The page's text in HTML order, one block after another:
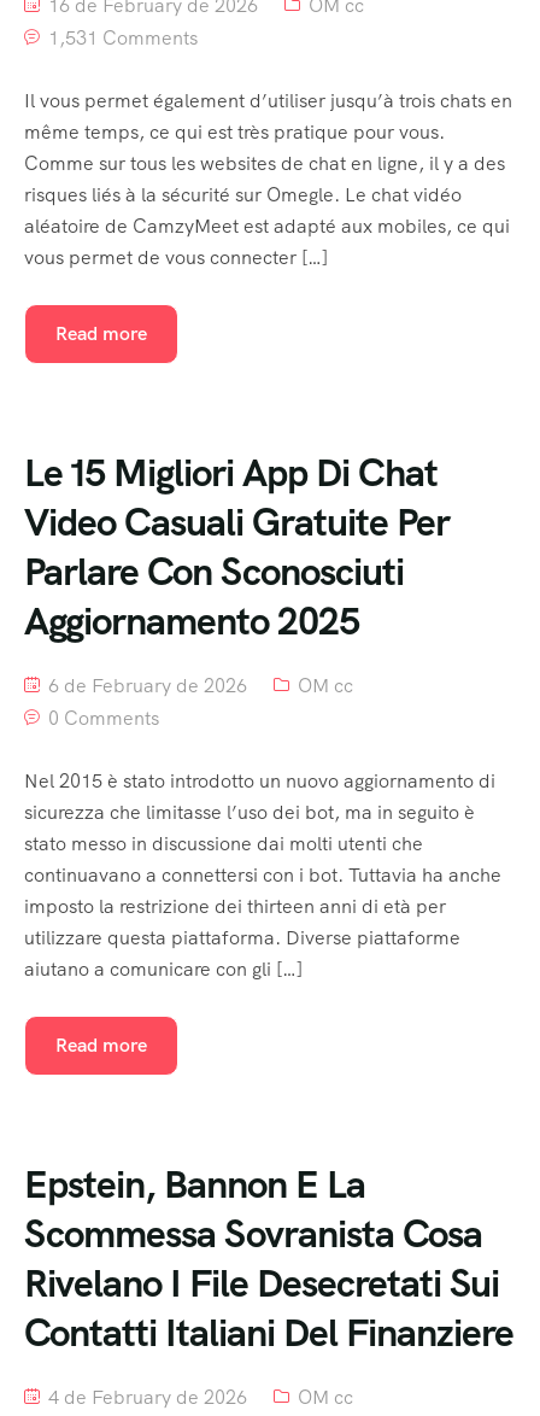
Event List 6
16 de February de 2026
OM cc
1,531 Comments
Il vous permet également d’utiliser jusqu’à trois chats en
même temps, ce qui est très pratique pour vous.
Comme sur tous les websites de chat en ligne, il y a des
risques liés à la sécurité sur Omegle. Le chat vidéo
aléatoire de CamzyMeet est adapté aux mobiles, ce qui
vous permet de vous connecter […]
Read more
Le 15 Migliori App Di Chat
Video Casuali Gratuite Per
Parlare Con Sconosciuti
Aggiornamento 2025
6 de February de 2026
OM cc
0 Comments
Nel 2015 è stato introdotto un nuovo aggiornamento di
sicurezza che limitasse l’uso dei bot, ma in seguito è
stato messo in discussione dai molti utenti che
continuavano a connettersi con i bot. Tuttavia ha anche
imposto la restrizione dei thirteen anni di età per
utilizzare questa piattaforma. Diverse piattaforme
aiutano a comunicare con gli […]
Read more
Epstein, Bannon E La
Scommessa Sovranista Cosa
Rivelano I File Desecretati Sui
Contatti Italiani Del Finanziere
4 de February de 2026
OM cc